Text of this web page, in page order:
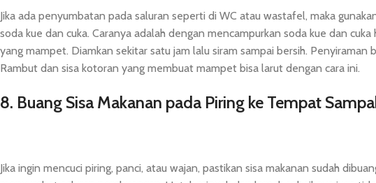
Jika ada penyumbatan pada saluran seperti di WC atau wastafel, maka
soda kue dan cuka. Caranya adalah dengan mencampurkan soda kue dan
yang mampet. Diamkan sekitar satu jam lalu siram sampai bersih. Penyiraman
Rambut dan sisa kotoran yang membuat mampet bisa larut dengan cara ini.
8. Buang Sisa Makanan pada Piring ke Tempat
Jika ingin mencuci piring, panci, atau wajan, pastikan sisa makanan sudah